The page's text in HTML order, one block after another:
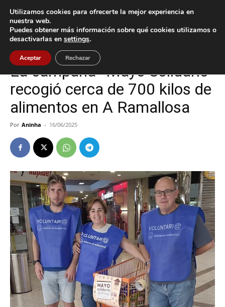
Inicio Cultura / Ocio
Cultura / Ocio Nigrán
La campaña “Mayo Solidario”
recogió cerca de 700 kilos de
alimentos en A Ramallosa
Por Aninha - 16/06/2025
Utilizamos cookies para ofrecerte la mejor experiencia en
nuestra web.
Puedes obtener más información sobre qué cookies utilizamos o
desactivarlas en settings.
Aceptar Rechazar